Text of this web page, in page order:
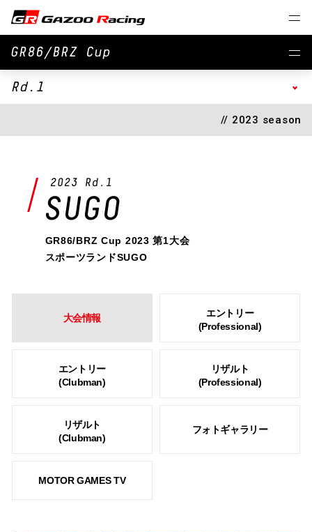
GR86/BRZ Cup
// 2023 season
Rd.1
2023 Rd.1
SUGO
GR86/BRZ Cup 2023 第1大会
スポーツランドSUGO
大会情報
エントリー
(Professional)
エントリー
(Clubman)
リザルト
(Professional)
リザルト
(Clubman)
フォトギャラリー
MOTOR GAMES TV